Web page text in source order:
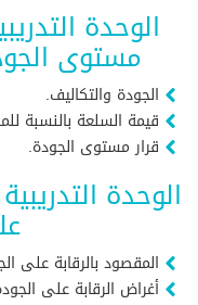
الوحدة
مستوى
الجودة والتكاليف.
قيمة السلعة بالنسبة
قرار مستوى الجودة.
الوحدة
المقصود بالرقابة على
أغراض الرقابة على